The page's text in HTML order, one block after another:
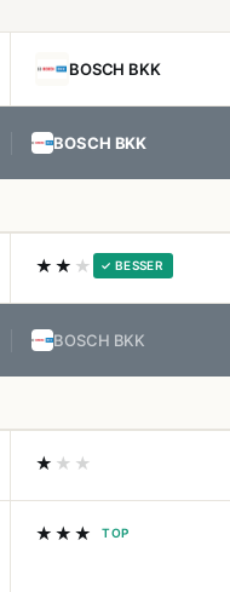
BOSCH BKK
BOSCH BKK
★★ ★ ✓ BESSER
BOSCH BKK
★ ★★
★★★ TOP